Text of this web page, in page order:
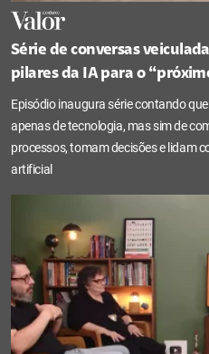
Série de conversas
pilares da IA para o
Episódio inaugura série contando
apenas de tecnologia, mas sim de
processos, tomam decisões e lidam
artificial